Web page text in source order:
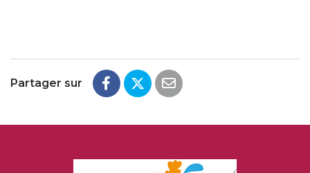
Partager sur